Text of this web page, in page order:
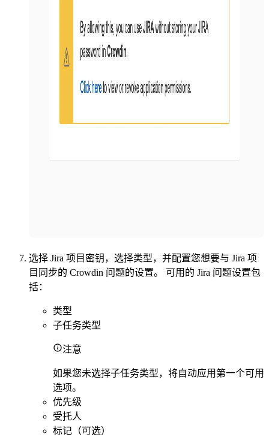
选择 Jira 项目密钥，选择类型，并配置您想要与 Jira 项
目同步的 Crowdin 问题的设置。 可用的 Jira 问题设置包
括：
类型
子任务类型
注意
如果您未选择子任务类型，将自动应用第一个可用
选项。
优先级
受托人
标记（可选）